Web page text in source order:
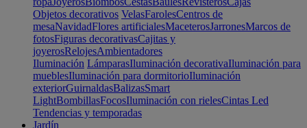
Objetos decorativos VelasFarolesCentros de
mesaNavidadFlores artificialesMaceterosJarronesMarcos de
fotosFiguras decorativasCajitas y
joyerosRelojesAmbientadores
Iluminación LámparasIluminación decorativaIluminación para
mueblesIluminación para dormitorioIluminación
exteriorGuirnaldasBalizasSmart
LightBombillasFocosIluminación con rielesCintas Led
Tendencias y temporadas
Jardín